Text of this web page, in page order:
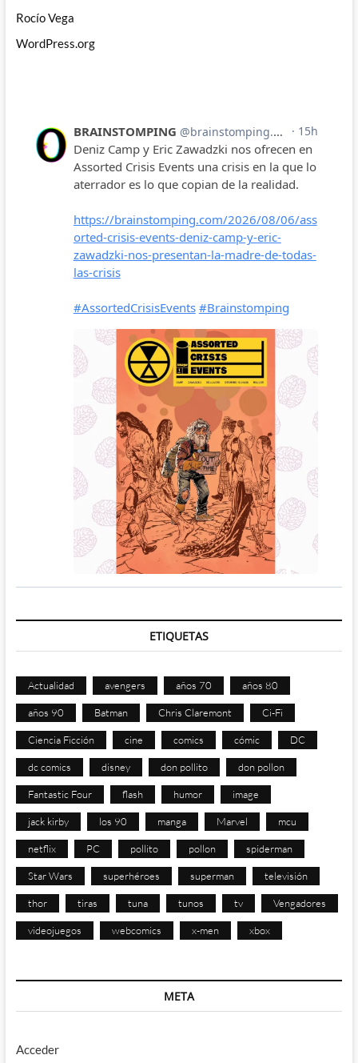
Rocío Vega
WordPress.org
ETIQUETAS
Actualidad avengers años 70 años 80
años 90 Batman Chris Claremont Ci-Fi
Ciencia Ficción cine comics cómic DC
dc comics disney don pollito don pollon
Fantastic Four flash humor image
jack kirby los 90 manga Marvel mcu
netflix PC pollito pollon spiderman
Star Wars superhéroes superman televisión
thor tiras tuna tunos tv Vengadores
videojuegos webcomics x-men xbox
META
Acceder